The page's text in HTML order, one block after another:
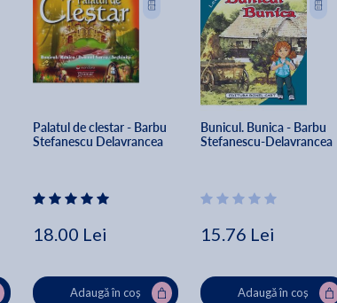
Palatul de clestar - Barbu
Stefanescu Delavrancea
18.00 Lei
Adaugă în coș
Bunicul. Bunica - Barbu
Stefanescu-Delavrancea
15.76 Lei
Adaugă în coș